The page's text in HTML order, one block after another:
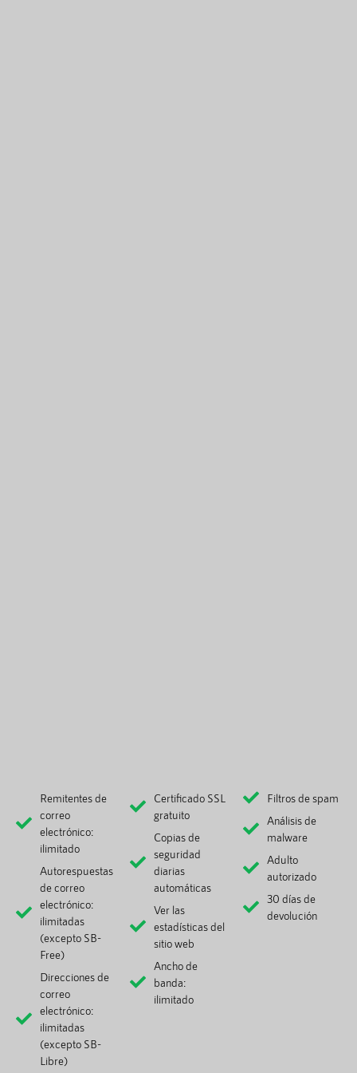
Remitentes de
correo
electrónico:
ilimitado
Autorespuestas
de correo
electrónico:
ilimitadas
(excepto SB-
Free)
Direcciones de
correo
electrónico:
ilimitadas
(excepto SB-
Libre)
Certificado SSL
gratuito
Copias de
seguridad
diarias
automáticas
Ver las
estadísticas del
sitio web
Ancho de
banda:
ilimitado
Filtros de spam
Análisis de
malware
Adulto
autorizado
30 días de
devolución